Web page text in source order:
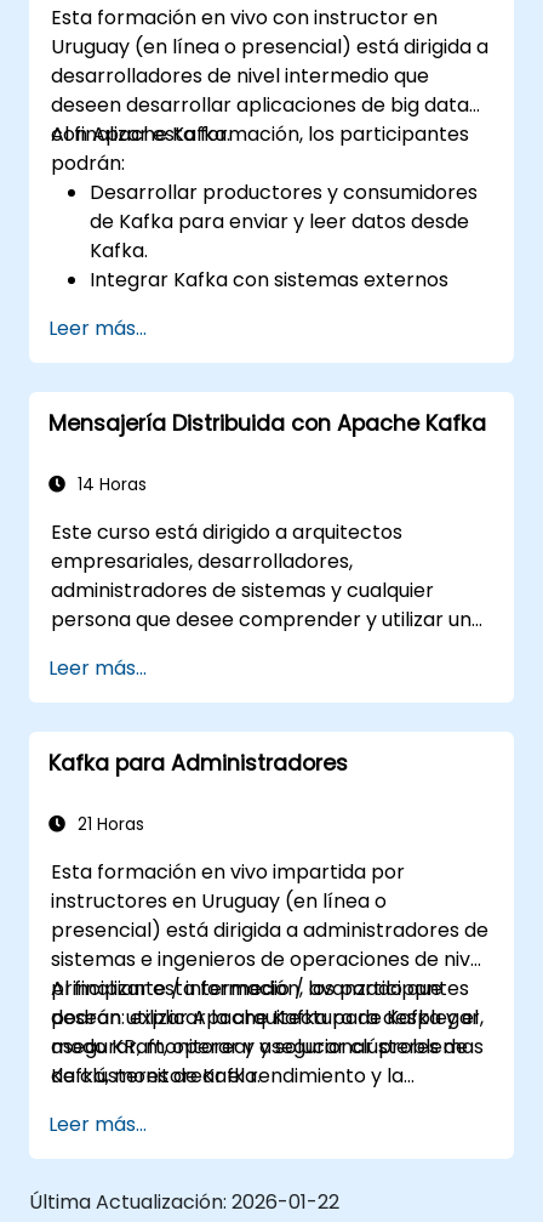
Esta formación en vivo con instructor en
Uruguay (en línea o presencial) está dirigida a
desarrolladores de nivel intermedio que
deseen desarrollar aplicaciones de big data
con Apache Kafka.
Al finalizar esta formación, los participantes
podrán:
Desarrollar productores y consumidores
de Kafka para enviar y leer datos desde
Kafka.
Integrar Kafka con sistemas externos
Escribir aplicaciones de streaming con
Kafka Streams & ksqlDB.
Integrar una aplicación cliente de Kafka
con Confluent Cloud para
Adquirir experiencia práctica a través de
Leer más...
Mensajería Distribuida con Apache Kafka
14 Horas
Este curso está dirigido a arquitectos
empresariales, desarrolladores,
administradores de sistemas y cualquier
persona que desee comprender y utilizar un
capacidad. Si tiene requisitos más específicos
(por ejemplo, solo la administración de
sistemas), este curso se puede personalizar
para adaptarse mejor a sus necesidades.
Leer más...
Kafka para Administradores
21 Horas
Esta formación en vivo impartida por
instructores en Uruguay (en línea o
presencial) está dirigida a administradores de
sistemas e ingenieros de operaciones de nivel
principiante / intermedio / avanzado que
desean utilizar Apache Kafka para desplegar,
asegurar, monitorear y solucionar problemas
de clústeres de Kafka.
Al finalizar esta formación, los participantes
podrán: explicar la arquitectura de Kafka y el
modo KRaft, operar y asegurar clústeres de
Kafka, monitorear el rendimiento y la
en producción.
Leer más...
Última Actualización: 2026-01-22